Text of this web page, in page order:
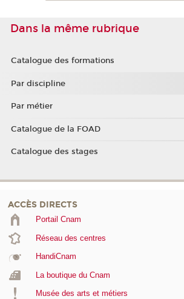
Dans la même rubrique
Catalogue des formations
Par discipline
Par métier
Catalogue de la FOAD
Catalogue des stages
ACCÈS DIRECTS
Portail Cnam
Réseau des centres
HandiCnam
La boutique du Cnam
Musée des arts et métiers